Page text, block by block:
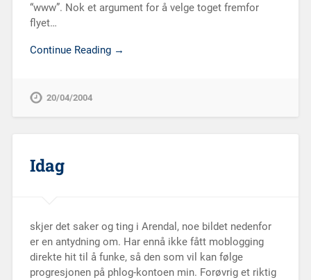
“www”. Nok et argument for å velge toget fremfor
flyet…
Continue Reading →
20/04/2004
Idag
skjer det saker og ting i Arendal, noe bildet nedenfor
er en antydning om. Har ennå ikke fått moblogging
direkte hit til å funke, så den som vil kan følge
progresjonen på phlog-kontoen min. Forøvrig et riktig